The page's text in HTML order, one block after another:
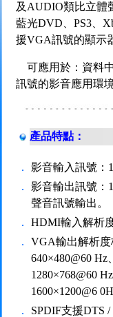
及AUDIO類比立體
藍光DVD、PS3、
援VGA訊號的顯示
可應用於：資料
訊號的影音應用環
產品特點：
．
影音輸入訊號：
．
影音輸出訊號：
聲音訊號輸出。
．
HDMI輸入解析
．
VGA輸出解析度
640×480@60 Hz
1280×768@60
1600×1200@6
．
SPDIF支援DTS